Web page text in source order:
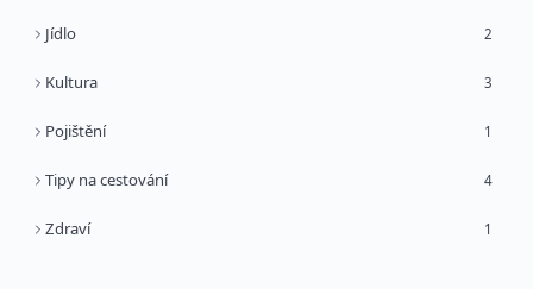
Jídlo 2
Kultura 3
Pojištění 1
Tipy na cestování 4
Zdraví 1